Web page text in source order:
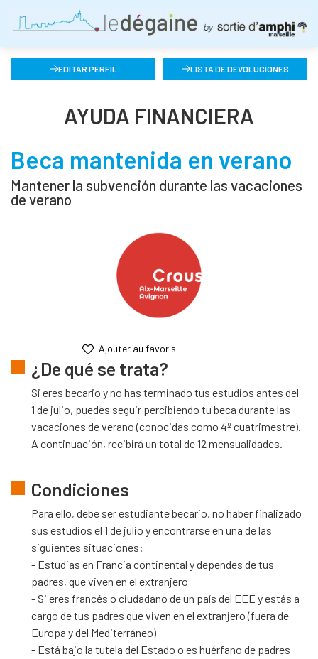
EDITAR PERFIL LISTA DE DEVOLUCIONES
AYUDA FINANCIERA
Beca mantenida en verano
Mantener la subvención durante las vacaciones
de verano
¿De qué se trata?
Si eres becario y no has terminado tus estudios antes del
1 de julio, puedes seguir percibiendo tu beca durante las
vacaciones de verano (conocidas como 4º cuatrimestre).
A continuación, recibirá un total de 12 mensualidades.
Condiciones
Para ello, debe ser estudiante becario, no haber finalizado
sus estudios el 1 de julio y encontrarse en una de las
siguientes situaciones:
- Estudias en Francia continental y dependes de tus
padres, que viven en el extranjero
- Si eres francés o ciudadano de un país del EEE y estás a
cargo de tus padres que viven en el extranjero (fuera de
Europa y del Mediterráneo)
- Está bajo la tutela del Estado o es huérfano de padres